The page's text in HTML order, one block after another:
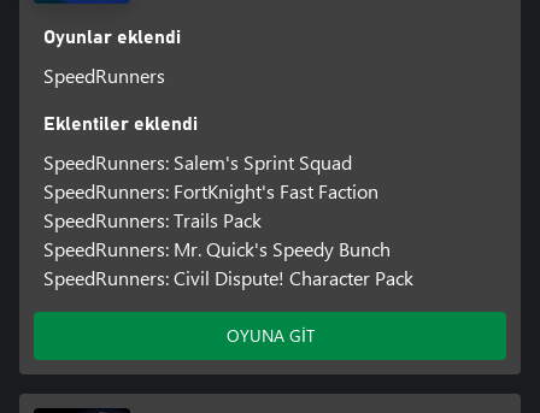
Oyunlar eklendi
SpeedRunners
Eklentiler eklendi
SpeedRunners: Salem's Sprint Squad
SpeedRunners: FortKnight's Fast Faction
SpeedRunners: Trails Pack
SpeedRunners: Mr. Quick's Speedy Bunch
SpeedRunners: Civil Dispute! Character Pack
OYUNA GİT